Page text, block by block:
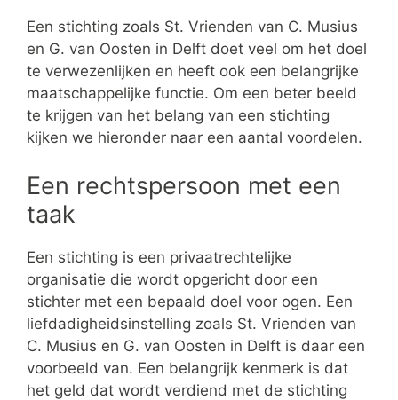
Een stichting zoals St. Vrienden van C. Musius
en G. van Oosten in Delft doet veel om het doel
te verwezenlijken en heeft ook een belangrijke
maatschappelijke functie. Om een beter beeld
te krijgen van het belang van een stichting
kijken we hieronder naar een aantal voordelen.
Een rechtspersoon met een
taak
Een stichting is een privaatrechtelijke
organisatie die wordt opgericht door een
stichter met een bepaald doel voor ogen. Een
liefdadigheidsinstelling zoals St. Vrienden van
C. Musius en G. van Oosten in Delft is daar een
voorbeeld van. Een belangrijk kenmerk is dat
het geld dat wordt verdiend met de stichting